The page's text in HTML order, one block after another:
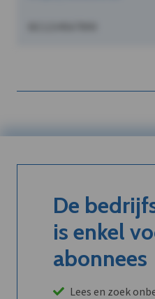
De
is enkel
abonnees
Lees en zoek